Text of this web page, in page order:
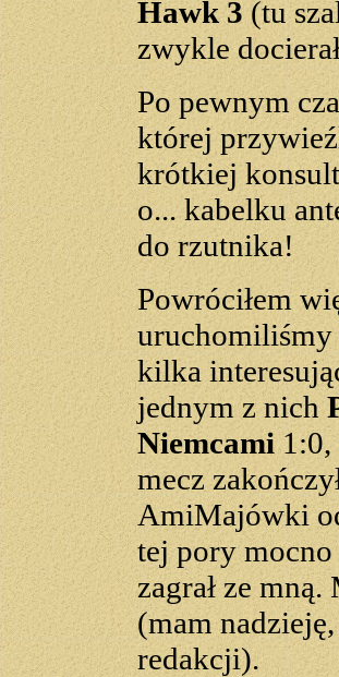
Hawk 3 (tu
zwykle
Po pewnym
której
krótkiej
o... kabelku
do rzutnika!
Powróciłem
uruchomiliśmy
kilka
jednym z nich
Niemcami1:0,
mecz
AmiMajówki
tej pory
zagrał ze
(mam
redakcji).